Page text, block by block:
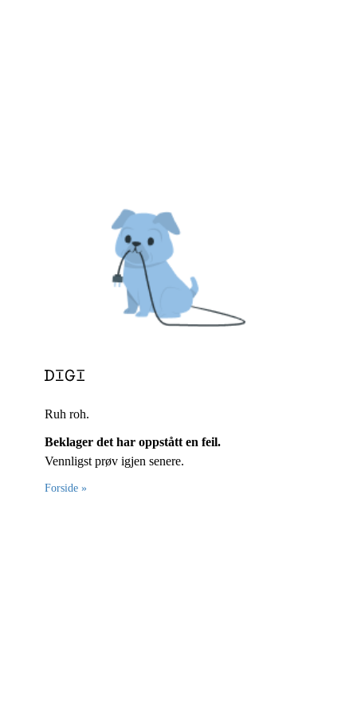
Ruh roh.
Beklager det har oppstått en feil.
Vennligst prøv igjen senere.
Forside »